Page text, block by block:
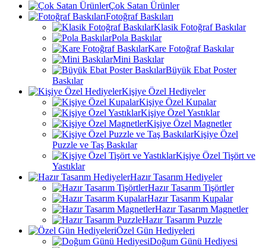
Çok Satan Ürünler
Fotoğraf Baskıları
Klasik Fotoğraf Baskılar
Pola Baskılar
Kare Fotoğraf Baskılar
Mini Baskılar
Büyük Ebat Poster
Baskılar
Kişiye Özel Hediyeler
Kişiye Özel Kupalar
Kişiye Özel Yastıklar
Kişiye Özel Magnetler
Kişiye Özel
Puzzle ve Taş Baskılar
Kişiye Özel Tişört ve
Yastıklar
Hazır Tasarım Hediyeler
Hazır Tasarım Tişörtler
Hazır Tasarım Kupalar
Hazır Tasarım Magnetler
Hazır Tasarım Puzzle
Özel Gün Hediyeleri
Doğum Günü Hediyesi